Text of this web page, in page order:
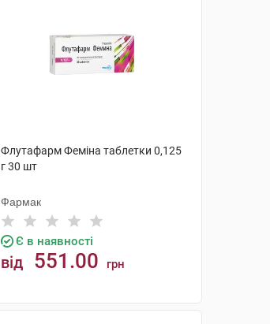
Флутафарм Феміна таблетки 0,125
г 30 шт
Фармак
Є в наявності
від 551.00 грн